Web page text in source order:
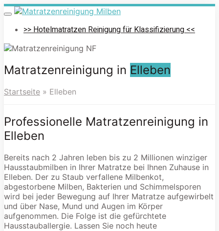
Skip
to
main
Toggle
navigation>> Hotelmatratzen Reinigung für Klassifizierung <<
Matratzenreinigung in Elleben
Startseite » Elleben
Professionelle Matratzenreinigung in
Elleben
Bereits nach 2 Jahren leben bis zu 2 Millionen winziger
Hausstaubmilben in Ihrer Matratze bei Ihnen Zuhause in
Elleben. Der zu Staub verfallene Milbenkot,
abgestorbene Milben, Bakterien und Schimmelsporen
wird bei jeder Bewegung auf Ihrer Matratze aufgewirbelt
und über Nase, Mund und Augen im Körper
aufgenommen. Die Folge ist die gefürchtete
Hausstauballergie. Lassen Sie noch heute